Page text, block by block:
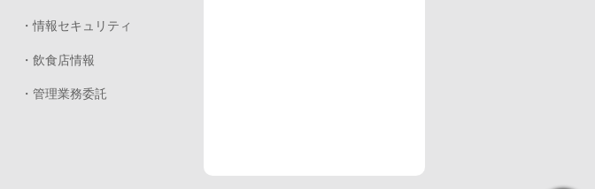
・情報セキュリティ
・飲食店情報
・管理業務委託